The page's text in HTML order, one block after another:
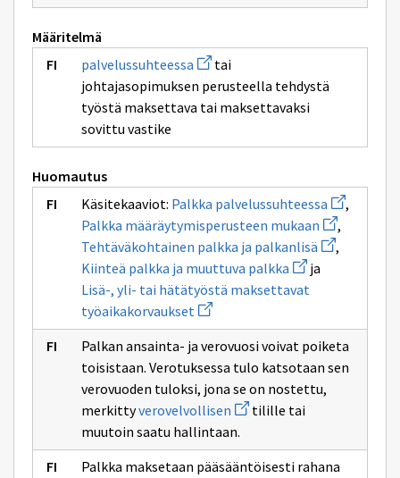
Määritelmä
palvelussuhteessa Avaa
uuden
ikkunan
sivulle
palvelussuhteessa
tai
johtajasopimuksen perusteella tehdystä
työstä maksettava tai maksettavaksi
sovittu vastike
Huomautus
Käsitekaaviot: Palkka palvelussuhteessa Avaa
uuden
ikkunan
sivulle
Palkka
,
Palkka määräytymisperusteen mukaan Avaa
uuden
ikkunan
sivulle
Palkka
,
Tehtäväkohtainen palkka ja palkanlisä Avaa
uuden
ikkunan
ja
palkanlisä
,
Kiinteä palkka ja muuttuva palkka Avaa
uuden
ikkunan
palkka
ja
muuttuva
palkka
ja
Lisä-, yli- tai hätätyöstä maksettavat
työaikakorvaukset Avaa
uuden
ikkunan
sivulle
Lisä-,
yli-
tai
hätätyöstä
maksettavat
työaikakorvaukset
Palkan ansainta- ja verovuosi voivat poiketa
toisistaan. Verotuksessa tulo katsotaan sen
verovuoden tuloksi, jona se on nostettu,
merkittyverovelvollisen Avaa
uuden
ikkunan
sivulle
verovelvollisen
tilille tai
muutoin saatu hallintaan.
Palkka maksetaan pääsääntöisesti rahana